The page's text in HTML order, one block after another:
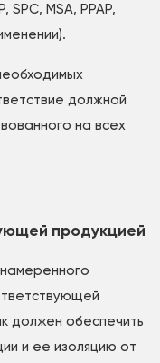
SPC, MSA, PPAP,
должной
на всех
продукцией
должен обеспечить
и ее изоляцию от